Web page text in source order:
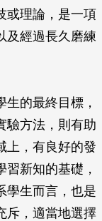
或理論，是一項
及經過長久磨練
的最終目標，
驗方法，則有助
上，有良好的發
新知的基礎，
學生而言，也是
斥，適當地選擇